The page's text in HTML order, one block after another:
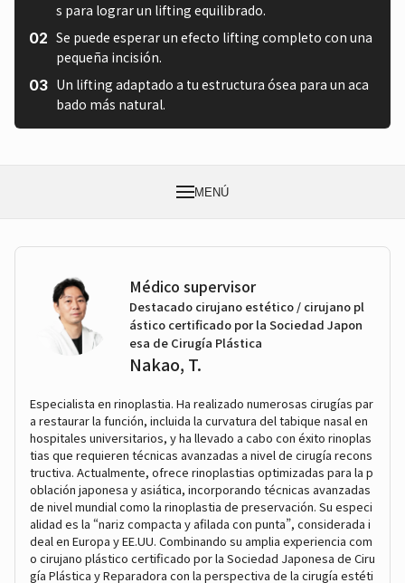
s para lograr un lifting equilibrado.
Se puede esperar un efecto lifting completo con una
pequeña incisión.
Un lifting adaptado a tu estructura ósea para un aca
bado más natural.
MENÚ
Médico supervisor
Destacado cirujano estético / cirujano pl
ástico certificado por la Sociedad Japon
esa de Cirugía Plástica
Nakao, T.
Especialista en rinoplastia. Ha realizado numerosas cirugías par
a restaurar la función, incluida la curvatura del tabique nasal en
hospitales universitarios, y ha llevado a cabo con éxito rinoplas
tias que requieren técnicas avanzadas a nivel de cirugía recons
tructiva. Actualmente, ofrece rinoplastias optimizadas para la p
oblación japonesa y asiática, incorporando técnicas avanzadas
de nivel mundial como la rinoplastia de preservación. Su especi
alidad es la “nariz compacta y afilada con punta”, considerada i
deal en Europa y EE.UU. Combinando su amplia experiencia com
o cirujano plástico certificado por la Sociedad Japonesa de Ciru
gía Plástica y Reparadora con la perspectiva de la cirugía estéti